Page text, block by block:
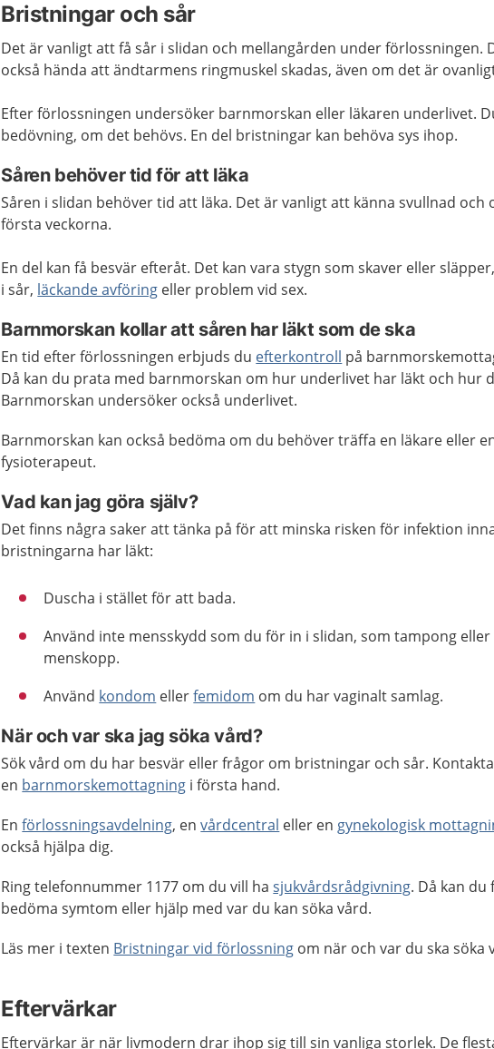
Bristningar och sår
Det är vanligt att få sår i slidan och mellangården under förlossningen.
också hända att ändtarmens ringmuskel skadas, även om det är
Efter förlossningen undersöker barnmorskan eller läkaren underlivet.
bedövning, om det behövs. En del bristningar kan behöva sys ihop.
Såren behöver tid för att läka
Såren i slidan behöver tid att läka. Det är vanligt att känna svullnad och
första veckorna.
En del kan få besvär efteråt. Det kan vara stygn som skaver eller
i sår, läckande avföring eller problem vid sex.
Barnmorskan kollar att såren har läkt som de ska
En tid efter förlossningen erbjuds du efterkontroll på
Då kan du prata med barnmorskan om hur underlivet har läkt och hur
Barnmorskan undersöker också underlivet.
Barnmorskan kan också bedöma om du behöver träffa en läkare eller
fysioterapeut.
Vad kan jag göra själv?
Det finns några saker att tänka på för att minska risken för infektion
bristningarna har läkt:
Duscha i stället för att bada.
Använd inte mensskydd som du för in i slidan, som tampong eller
menskopp.
Använd kondom ellerfemidom om du har vaginalt samlag.
När och var ska jag söka vård?
Sök vård om du har besvär eller frågor om bristningar och sår. Kontakta
en barnmorskemottagning i första hand.
Enförlossningsavdelning, envårdcentral eller en gynekologisk
också hjälpa dig.
Ring telefonnummer 1177 om du vill hasjukvårdsrådgivning. Då kan du
bedöma symtom eller hjälp med var du kan söka vård.
Läs mer i texten Bristningar vid förlossning om när och var du ska söka
Eftervärkar
Eftervärkar är när livmodern drar ihop sig till sin vanliga storlek. De